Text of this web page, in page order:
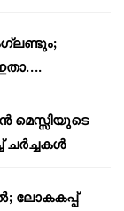
മെസ്സിയുടെ
ചർച്ചകൾ
ലോകകപ്പ്